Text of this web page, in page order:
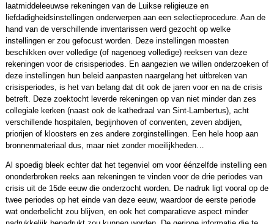
laatmiddeleeuwse rekeningen van de Luikse religieuze en
liefdadigheidsinstellingen onderwerpen aan een selectieprocedure. Aan de
hand van de verschillende inventarissen werd gezocht op welke
instellingen er zou gefocust worden. Deze instellingen moesten
beschikken over volledige (of nagenoeg volledige) reeksen van deze
rekeningen voor de crisisperiodes. En aangezien we willen onderzoeken of
deze instellingen hun beleid aanpasten naargelang het uitbreken van
crisisperiodes, is het van belang dat dit ook de jaren voor en na de crisis
betreft. Deze zoektocht leverde rekeningen op van niet minder dan zes
collegiale kerken (naast ook de kathedraal van Sint-Lambertus), acht
verschillende hospitalen, begijnhoven of conventen, zeven abdijen,
priorijen of kloosters en zes andere zorginstellingen. Een hele hoop aan
bronnenmateriaal dus, maar niet zonder moeilijkheden…
Al spoedig bleek echter dat het tegenviel om voor éénzelfde instelling een
ononderbroken reeks aan rekeningen te vinden voor de drie periodes van
crisis uit de 15de eeuw die onderzocht worden. De nadruk ligt vooral op de
twee periodes op het einde van deze eeuw, waardoor de eerste periode
wat onderbelicht zou blijven, en ook het comparatieve aspect minder